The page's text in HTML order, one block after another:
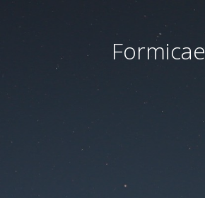
Formicae